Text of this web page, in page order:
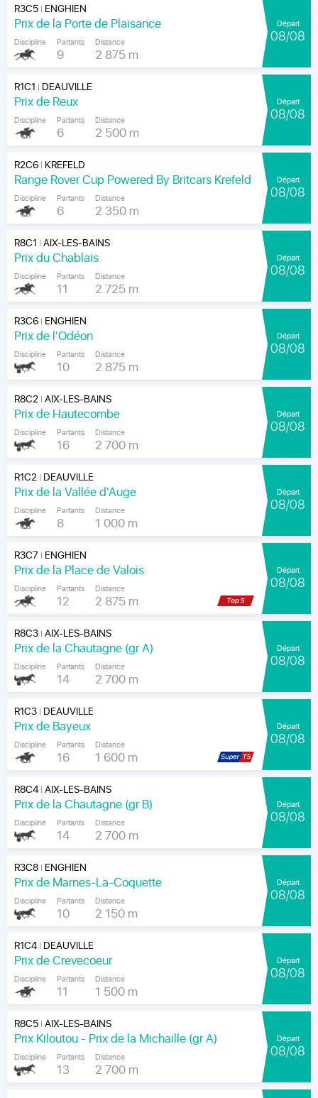
R3C5| ENGHIEN
Prix de la Porte de Plaisance
Discipline Partants
9
Distance
2 875 m
Départ
08/08
R1C1 | DEAUVILLE
Prix de Reux
Discipline Partants
6
Distance
2 500 m
Départ
08/08
R2C6| KREFELD
Range Rover Cup Powered By Britcars Krefeld
Discipline Partants
6
Distance
2 350 m
Départ
08/08
R8C1 |AIX-LES-BAINS
Prix du Chablais
Discipline Partants
11
Distance
2 725 m
Départ
08/08
R3C6| ENGHIEN
Prix de l'Odéon
Discipline Partants
10
Distance
2 875 m
Départ
08/08
R8C2|AIX-LES-BAINS
Prix de Hautecombe
Discipline Partants
16
Distance
2 700 m
Départ
08/08
R1C2| DEAUVILLE
Prix de la Vallée d'Auge
Discipline Partants
8
Distance
1 000 m
Départ
08/08
R3C7 | ENGHIEN
Prix de la Place de Valois
Discipline Partants
12
Distance
2 875 m
Départ
08/08
R8C3|AIX-LES-BAINS
Prix de la Chautagne (gr A)
Discipline Partants
14
Distance
2 700 m
Départ
08/08
R1C3| DEAUVILLE
Prix de Bayeux
Discipline Partants
16
Distance
1 600 m
Départ
08/08
R8C4|AIX-LES-BAINS
Prix de la Chautagne (gr B)
Discipline Partants
14
Distance
2 700 m
Départ
08/08
R3C8| ENGHIEN
Prix de Marnes-La-Coquette
Discipline Partants
10
Distance
2 150 m
Départ
08/08
R1C4| DEAUVILLE
Prix de Crevecoeur
Discipline Partants
11
Distance
1 500 m
Départ
08/08
R8C5|AIX-LES-BAINS
Prix Kiloutou - Prix de la Michaille (gr A)
Discipline Partants
13
Distance
2 700 m
Départ
08/08